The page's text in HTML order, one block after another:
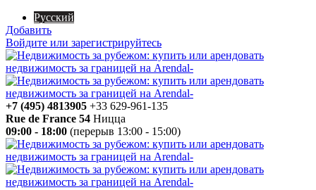
Русский
Добавить
Войдите или зарегистрируйтесь
+7 (495) 4813905 +33 629-961-135
Rue de France 54 Ницца
09:00 - 18:00 (перерыв 13:00 - 15:00)